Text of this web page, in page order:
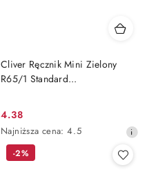
Cliver Ręcznik Mini Zielony
R65/1 Standard...
Cena
promocyjna:
4.38
Najniższa
cena
Najniższa cena: 4.5
-2%